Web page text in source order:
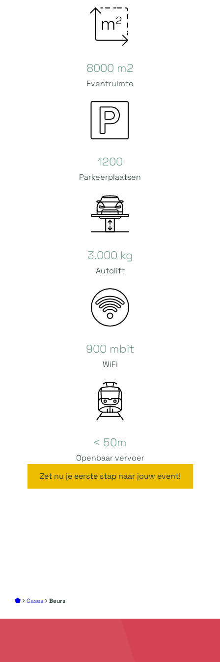
8000 m2
Eventruimte
1200
Parkeerplaatsen
3.000 kg
Autolift
900 mbit
WiFi
< 50m
Openbaar vervoer
Zet nu je eerste stap naar jouw event!
Cases Beurs